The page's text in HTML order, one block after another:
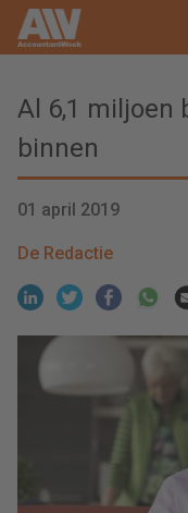
Al 6,1 miljoen
binnen
01 april 2019
De Redactie